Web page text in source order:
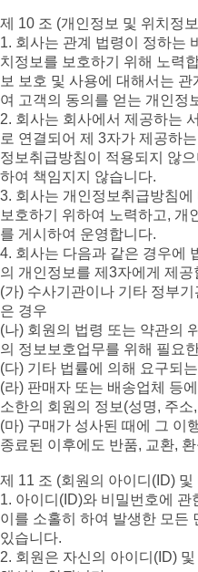
제 10 조 (개인정보 및 위치정
1. 회사는 관계 법령이 정하는
치정보를 보호하기 위해 노력
보 보호 및 사용에 대해서는
여 고객의 동의를 얻는 개인정
2. 회사는 회사에서 제공하는
로 연결되어 제 3자가 제공하
정보취급방침이 적용되지 않
하여 책임지지 않습니다.
3. 회사는 개인정보취급방침
보호하기 위하여 노력하고, 개
를 게시하여 운영합니다.
4. 회사는 다음과 같은 경우에
의 개인정보를 제3자에게 제공
(가) 수사기관이나 기타 정부
은 경우
(나) 회원의 법령 또는 약관의
의 정보보호업무를 위해 필요
(다) 기타 법률에 의해 요구되
(라) 판매자 또는 배송업체 등
소한의 회원의 정보(성명, 주
(마) 구매가 성사된 때에 그 이
종료된 이후에도 반품, 교환,
제 11 조 (회원의 아이디(ID)
1. 아이디(ID)와 비밀번호에
이를 소홀히 하여 발생한 모든
있습니다.
2. 회원은 자신의 아이디(ID)